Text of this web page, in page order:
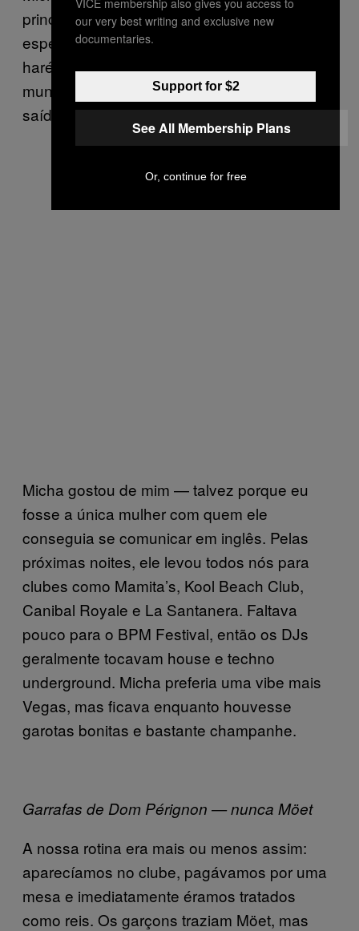
principais tarefas eram funcionar como uma
espécie de intérprete entre Micha e o seu
harém de latinas, ser o motorista de todo
mundo e organizar cuidadosamente as
saídas à noite.
Micha gostou de mim — talvez porque eu
fosse a única mulher com quem ele
conseguia se comunicar em inglês. Pelas
próximas noites, ele levou todos nós para
clubes como Mamita’s, Kool Beach Club,
Canibal Royale e La Santanera. Faltava
pouco para o BPM Festival, então os DJs
geralmente tocavam house e techno
underground. Micha preferia uma vibe mais
Vegas, mas ficava enquanto houvesse
garotas bonitas e bastante champanhe.
Garrafas de Dom Pérignon — nunca Möet
A nossa rotina era mais ou menos assim:
aparecíamos no clube, pagávamos por uma
mesa e imediatamente éramos tratados
como reis. Os garçons traziam Möet, mas
our very best writing and exclusive new
documentaries.
Support for $2
See All Membership Plans
Or, continue for free